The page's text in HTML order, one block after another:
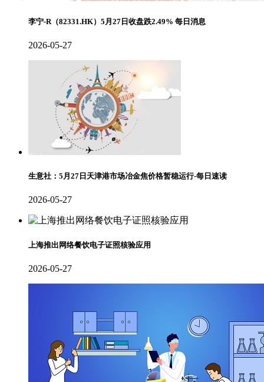
李宁-R（82331.HK）5月27日收盘跌2.49% 每日消息
2026-05-27
生意社：5月27日天津港市场冶金焦价格暂稳运行-每日速读
2026-05-27
上海推出网络餐饮电子证照核验应用
2026-05-27